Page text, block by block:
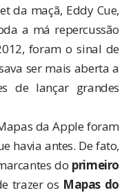
da maçã, Eddy Cue,
a má repercussão
foram o sinal de
ser mais aberta a
de lançar grandes
da Apple foram
havia antes. De fato,
do primeiro
trazer os Mapas do